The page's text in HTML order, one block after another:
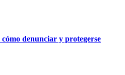
denunciar y protegerse